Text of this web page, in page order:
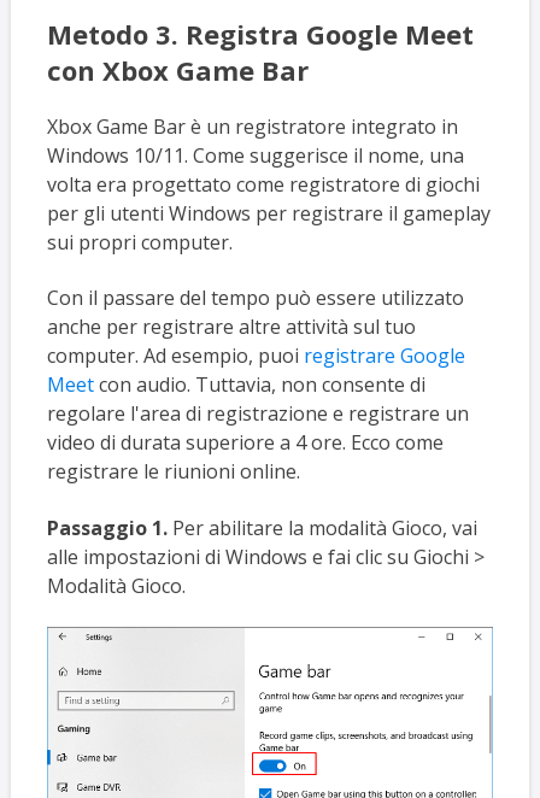
Metodo 3. Registra Google Meet
con Xbox Game Bar
Xbox Game Bar è un registratore integrato in
Windows 10/11. Come suggerisce il nome, una
volta era progettato come registratore di giochi
per gli utenti Windows per registrare il gameplay
sui propri computer.
Con il passare del tempo può essere utilizzato
anche per registrare altre attività sul tuo
computer. Ad esempio, puoi registrare Google
Meetcon audio. Tuttavia, non consente di
regolare l'area di registrazione e registrare un
video di durata superiore a 4 ore. Ecco come
registrare le riunioni online.
Passaggio 1.Per abilitare la modalità Gioco, vai
alle impostazioni di Windows e fai clic su Giochi >
Modalità Gioco.